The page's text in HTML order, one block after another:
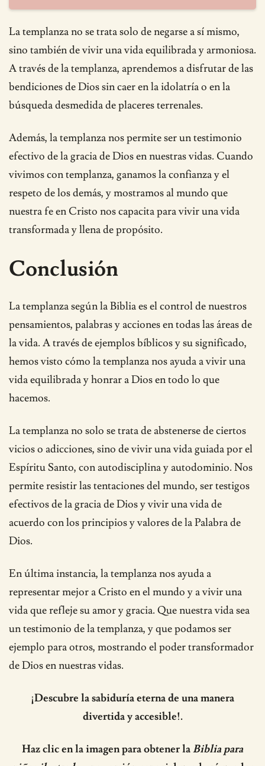
La templanza no se trata solo de negarse a sí mismo,
sino también de vivir una vida equilibrada y armoniosa.
A través de la templanza, aprendemos a disfrutar de las
bendiciones de Dios sin caer en la idolatría o en la
búsqueda desmedida de placeres terrenales.
Además, la templanza nos permite ser un testimonio
efectivo de la gracia de Dios en nuestras vidas. Cuando
vivimos con templanza, ganamos la confianza y el
respeto de los demás, y mostramos al mundo que
nuestra fe en Cristo nos capacita para vivir una vida
transformada y llena de propósito.
Conclusión
La templanza según la Biblia es el control de nuestros
pensamientos, palabras y acciones en todas las áreas de
la vida. A través de ejemplos bíblicos y su significado,
hemos visto cómo la templanza nos ayuda a vivir una
vida equilibrada y honrar a Dios en todo lo que
hacemos.
La templanza no solo se trata de abstenerse de ciertos
vicios o adicciones, sino de vivir una vida guiada por el
Espíritu Santo, con autodisciplina y autodominio. Nos
permite resistir las tentaciones del mundo, ser testigos
efectivos de la gracia de Dios y vivir una vida de
acuerdo con los principios y valores de la Palabra de
Dios.
En última instancia, la templanza nos ayuda a
representar mejor a Cristo en el mundo y a vivir una
vida que refleje su amor y gracia. Que nuestra vida sea
un testimonio de la templanza, y que podamos ser
ejemplo para otros, mostrando el poder transformador
de Dios en nuestras vidas.
¡Descubre la sabiduría eterna de una manera
divertida y accesible!.
Haz clic en la imagen para obtener laBiblia para